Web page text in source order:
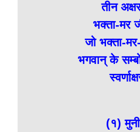
तीन
भक्ता-मर
जो भक्ता-
भगवान् के
(१)